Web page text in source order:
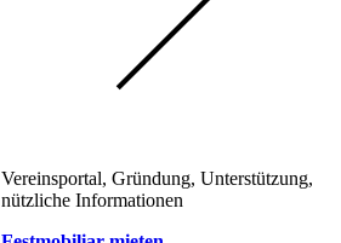
Vereinsportal, Gründung, Unterstützung,
nützliche Informationen